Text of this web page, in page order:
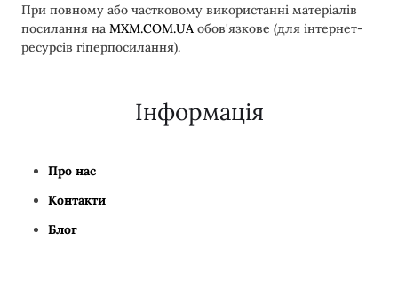
При повному або частковому використанні матеріалів
посилання на MXM.COM.UA обов'язкове (для інтернет-
ресурсів гіперпосилання).
Інформація
Про нас
Контакти
Блог